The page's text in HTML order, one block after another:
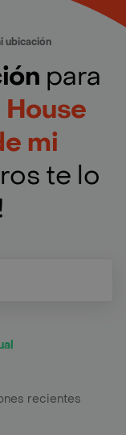
ubicación
para
mi
te lo
recientes